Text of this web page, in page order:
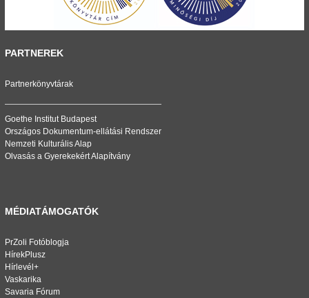
PARTNEREK
Partnerkönyvtárak
Goethe Institut Budapest
Országos Dokumentum-ellátási Rendszer
Nemzeti Kulturális Alap
Olvasás a Gyerekekért Alapítvány
MÉDIATÁMOGATÓK
PrZoli Fotóblogja
HírekPlusz
Hírlevél+
Vaskarika
Savaria Fórum